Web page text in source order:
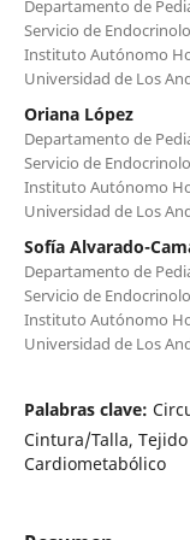
Departamento de
Servicio de
Instituto Autónomo
Universidad de Los
Oriana López
Departamento de
Servicio de
Instituto Autónomo
Universidad de Los
Sofía Alvarado-
Departamento de
Servicio de
Instituto Autónomo
Universidad de Los
Palabras clave:
Cintura/Talla,
Cardiometabólico